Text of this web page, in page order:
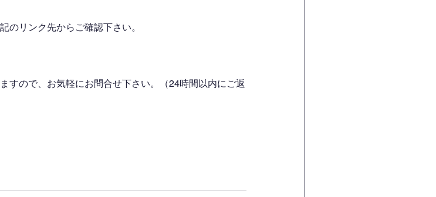
のリンク先からご確認下さい。
すので、お気軽にお問合せ下さい。（24時間以内にご返